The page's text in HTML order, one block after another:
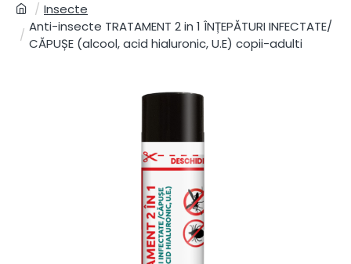
Insecte
Anti-insecte TRATAMENT 2 in 1 ÎNȚEPĂTURI INFECTATE/
CĂPUȘE (alcool, acid hialuronic, U.E) copii-adulti